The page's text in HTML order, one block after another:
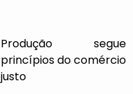
Produção segue
princípios do comércio
justo